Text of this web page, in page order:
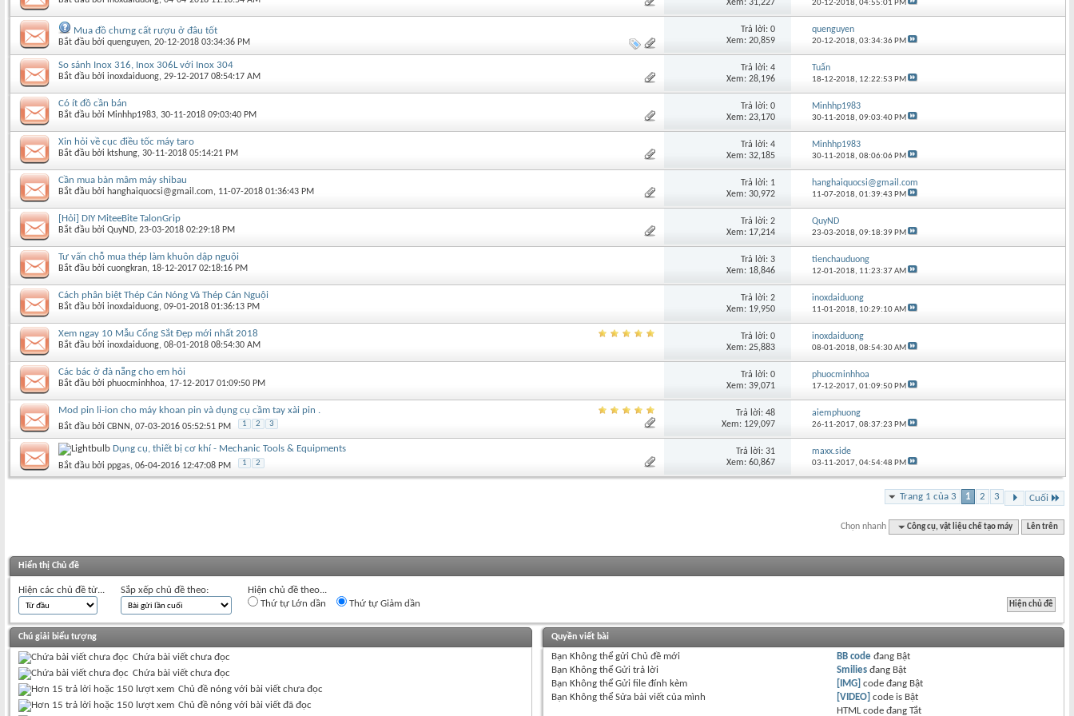
Xem: 31,227 20-12-2018,04:55:01 PM
Mua đồ chưng cất rượu ở đâu tốt
Bắt đầu bởi quenguyen‎, 20-12-2018 03:34:36 PM
Trả lời: 0
Xem: 20,859
quenguyen
20-12-2018,03:34:36 PM
So sánh Inox 316, Inox 306L với Inox 304
Bắt đầu bởi inoxdaiduong‎, 29-12-2017 08:54:17 AM
Trả lời: 4
Xem: 28,196
Tuấn
18-12-2018, 12:22:53 PM
Có ít đồ cần bán
Bắt đầu bởi Minhhp1983‎, 30-11-2018 09:03:40 PM
Trả lời: 0
Xem: 23,170
Minhhp1983
30-11-2018,09:03:40 PM
Xin hỏi về cục điều tốc máy taro
Bắt đầu bởi ktshung‎, 30-11-2018 05:14:21 PM
Trả lời: 4
Xem: 32,185
Minhhp1983
30-11-2018,08:06:06 PM
Cần mua bàn mâm máy shibau
Bắt đầu bởi hanghaiquocsi@gmail.com‎, 11-07-2018 01:36:43 PM
Trả lời: 1
Xem: 30,972
hanghaiquocsi@gmail.com
11-07-2018,01:39:43 PM
[Hỏi] DIY MiteeBite TalonGrip
Bắt đầu bởi QuyND‎, 23-03-2018 02:29:18 PM
Trả lời: 2
Xem: 17,214
QuyND
23-03-2018,09:18:39 PM
Tư vấn chỗ mua thép làm khuôn dập nguội
Bắt đầu bởi cuongkran‎, 18-12-2017 02:18:16 PM
Trả lời: 3
Xem: 18,846
tienchauduong
12-01-2018, 11:23:37 AM
Cách phân biệt Thép Cán Nóng Và Thép Cán Nguội
Bắt đầu bởi inoxdaiduong‎, 09-01-2018 01:36:13 PM
Trả lời: 2
Xem: 19,950
inoxdaiduong
11-01-2018, 10:29:10 AM
Xem ngay 10 Mẫu Cổng Sắt Đẹp mới nhất 2018
Bắt đầu bởi inoxdaiduong‎, 08-01-2018 08:54:30 AM
Trả lời: 0
Xem: 25,883
inoxdaiduong
08-01-2018,08:54:30 AM
Các bác ở đà nẵng cho em hỏi
Bắt đầu bởi phuocminhhoa‎, 17-12-2017 01:09:50 PM
Trả lời: 0
Xem: 39,071
phuocminhhoa
17-12-2017,01:09:50 PM
Mod pin li-ion cho máy khoan pin và dụng cụ cầm tay xài pin .
Bắt đầu bởi CBNN ‎, 07-03-2016 05:52:51 PM 1 2 3
Trả lời: 48
Xem: 129,097
aiemphuong
26-11-2017,08:37:23 PM
Dụng cụ, thiết bị cơ khí - Mechanic Tools & Equipments
Bắt đầu bởi ppgas‎, 06-04-2016 12:47:08 PM 1 2
Trả lời: 31
Xem: 60,867
maxx.side
03-11-2017,04:54:48 PM
Trang 1 của 3 1 2 3 Cuối
Chọn nhanh Công cụ, vật liệu chế tạo máy Lên trên
Hiển thị Chủ đề
Hiện các chủ đề từ... Sắp xếp chủ đề theo:
Hiện chủ đề theo...
Thứ tự Lớn dần
Thứ tự Giảm dần
Chú giải biểu tượng
Chứa bài viết chưa đọc
Chứa bài viết chưa đọc
Chủ đề nóng với bài viết chưa đọc
Chủ đề nóng với bài viết đã đọc
Quyền viết bài
Bạn Không thểgửi Chủ đề mới
Bạn Không thểGửi trả lời
Bạn Không thểGửi file đính kèm
Bạn Không thểSửa bài viết của mình
BB code đang Bật
Smilies đang Bật
[IMG] code đang Bật
[VIDEO] code is Bật
HTML code đangTắt